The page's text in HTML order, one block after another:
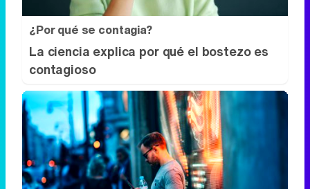
¿Por qué se contagia?
La ciencia explica por qué el bostezo es
contagioso